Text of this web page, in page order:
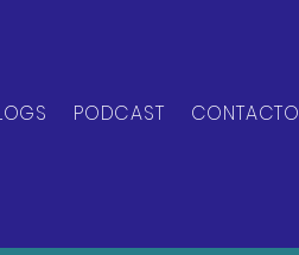
PODCAST CONTACTO